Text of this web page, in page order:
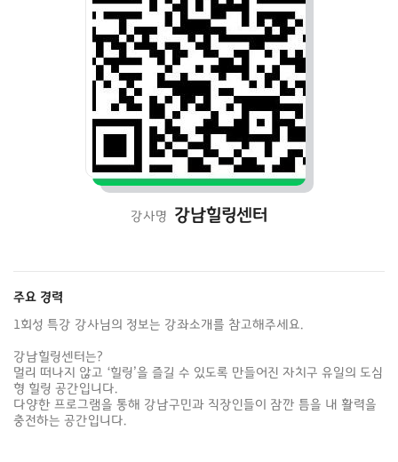
강사명 강남힐링센터
주요 경력
1회성 특강 강사님의 정보는 강좌소개를 참고해주세요.
강남힐링센터는?
멀리 떠나지 않고 ‘힐링’을 즐길 수 있도록 만들어진 자치구 유일의 도심
형 힐링 공간입니다.
다양한 프로그램을 통해 강남구민과 직장인들이 잠깐 틈을 내 활력을
충전하는 공간입니다.